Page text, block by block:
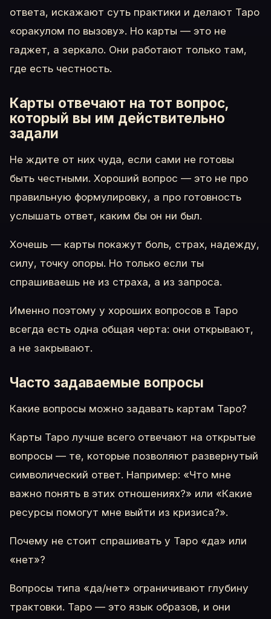
ответа, искажают суть практики и делают Таро
«оракулом по вызову». Но карты — это не
гаджет, а зеркало. Они работают только там,
где есть честность.
Карты отвечают на тот вопрос,
который вы им действительно
задали
Не ждите от них чуда, если сами не готовы
быть честными. Хороший вопрос — это не про
правильную формулировку, а про готовность
услышать ответ, каким бы он ни был.
Хочешь — карты покажут боль, страх, надежду,
силу, точку опоры. Но только если ты
спрашиваешь не из страха, а из запроса.
Именно поэтому у хороших вопросов в Таро
всегда есть одна общая черта: они открывают,
а не закрывают.
Часто задаваемые вопросы
Какие вопросы можно задавать картам Таро?
Карты Таро лучше всего отвечают на открытые
вопросы — те, которые позволяют развернутый
символический ответ. Например: «Что мне
важно понять в этих отношениях?» или «Какие
ресурсы помогут мне выйти из кризиса?».
Почему не стоит спрашивать у Таро «да» или
«нет»?
Вопросы типа «да/нет» ограничивают глубину
трактовки. Таро — это язык образов, и они